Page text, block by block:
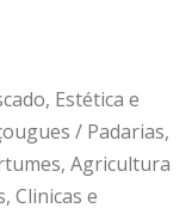
Estética e
/ Padarias,
Agricultura
Clinicas e